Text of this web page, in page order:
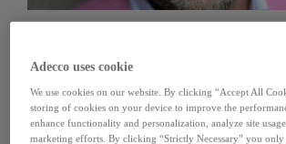
aziende ne tengano conto”
Come sono cambiate le abitudini dei
anni? In che modo le aziende italiane hanno
anni della pandemia, rinnovandosi e
Adecco uses cookie
We use cookies on our website. By clicking “Accept All
storing of cookies on your device to improve the
enhance functionality and personalization, analyze site
marketing efforts. By clicking “Strictly Necessary” you only